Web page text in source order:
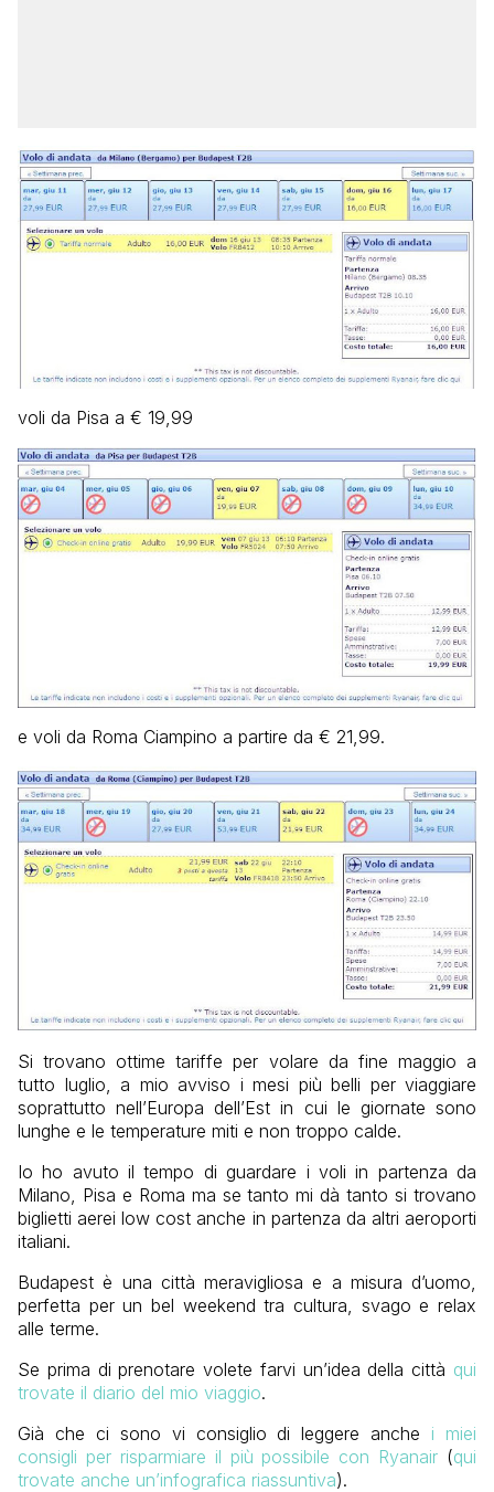
voli da Pisa a € 19,99
e voli da Roma Ciampino a partire da € 21,99.
Si trovano ottime tariffe per volare da fine maggio a
tutto luglio, a mio avviso i mesi più belli per viaggiare
soprattutto nell’Europa dell’Est in cui le giornate sono
lunghe e le temperature miti e non troppo calde.
Io ho avuto il tempo di guardare i voli in partenza da
Milano, Pisa e Roma ma se tanto mi dà tanto si trovano
biglietti aerei low cost anche in partenza da altri aeroporti
italiani.
Budapest è una città meravigliosa e a misura d’uomo,
perfetta per un bel weekend tra cultura, svago e relax
alle terme.
Se prima di prenotare volete farvi un’idea della città qui
trovate il diario del mio viaggio.
Già che ci sono vi consiglio di leggere anche i miei
consigli per risparmiare il più possibile con Ryanair (qui
trovate anche un’infografica riassuntiva).